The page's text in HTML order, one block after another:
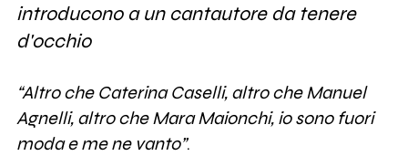
introducono a un cantautore da tenere
d'occhio
“Altro che Caterina Caselli, altro che Manuel
Agnelli, altro che Mara Maionchi, io sono fuori
moda e me ne vanto”.